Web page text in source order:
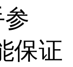
保证